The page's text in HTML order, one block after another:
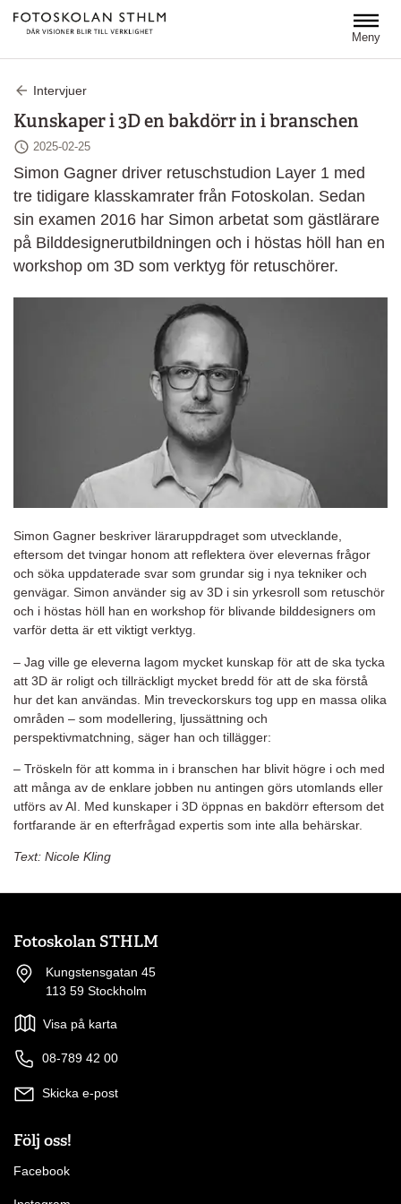
Meny
Intervjuer
Kunskaper i 3D en bakdörr in i branschen
Senast ändrad
2025-02-25
Simon Gagner driver retuschstudion Layer 1 med
tre tidigare klasskamrater från Fotoskolan. Sedan
sin examen 2016 har Simon arbetat som gästlärare
på Bilddesignerutbildningen och i höstas höll han en
workshop om 3D som verktyg för retuschörer.
Simon Gagner beskriver läraruppdraget som utvecklande,
eftersom det tvingar honom att reflektera över elevernas frågor
och söka uppdaterade svar som grundar sig i nya tekniker och
genvägar. Simon använder sig av 3D i sin yrkesroll som retuschör
och i höstas höll han en workshop för blivande bilddesigners om
varför detta är ett viktigt verktyg.
– Jag ville ge eleverna lagom mycket kunskap för att de ska tycka
att 3D är roligt och tillräckligt mycket bredd för att de ska förstå
hur det kan användas. Min treveckorskurs tog upp en massa olika
områden – som modellering, ljussättning och
perspektivmatchning, säger han och tillägger:
– Tröskeln för att komma in i branschen har blivit högre i och med
att många av de enklare jobben nu antingen görs utomlands eller
utförs av AI. Med kunskaper i 3D öppnas en bakdörr eftersom det
fortfarande är en efterfrågad expertis som inte alla behärskar.
Text: Nicole Kling
Fotoskolan STHLM
Kungstensgatan 45
113 59 Stockholm
Visa på karta
08-789 42 00
Skicka e-post
Följ oss!
Facebook